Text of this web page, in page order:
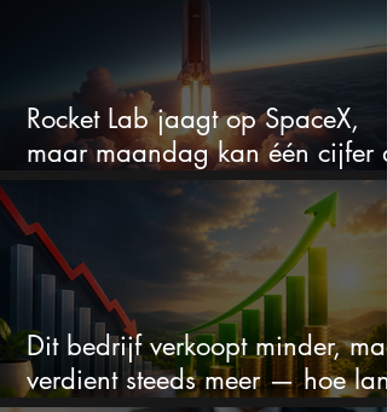
Rocket Lab jaagt op SpaceX,
maar maandag kan één cijfer
droom doorprikken?
Dit bedrijf verkoopt minder,
verdient steeds meer — hoe